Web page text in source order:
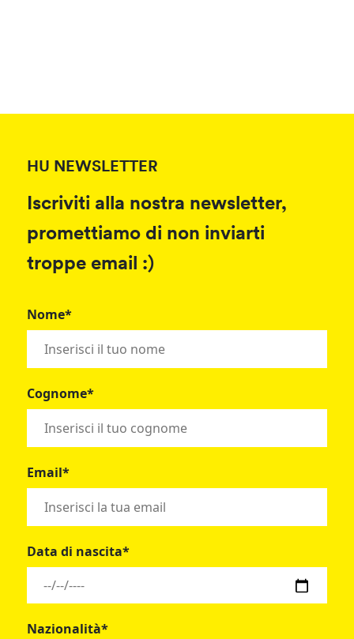
HU NEWSLETTER
Iscriviti alla nostra newsletter,
promettiamo di non inviarti
troppe email :)
Nome*
Cognome*
Email*
Data di nascita*
Nazionalità*